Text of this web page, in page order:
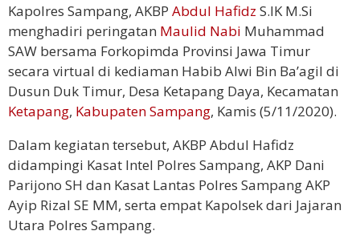
Kapolres Sampang, AKBP Abdul Hafidz S.IK M.Si
menghadiri peringatan Maulid Nabi Muhammad
SAW bersama Forkopimda Provinsi Jawa Timur
secara virtual di kediaman Habib Alwi Bin Ba’agil di
Dusun Duk Timur, Desa Ketapang Daya, Kecamatan
Ketapang, Kabupaten Sampang, Kamis (5/11/2020).
Dalam kegiatan tersebut, AKBP Abdul Hafidz
didampingi Kasat Intel Polres Sampang, AKP Dani
Parijono SH dan Kasat Lantas Polres Sampang AKP
Ayip Rizal SE MM, serta empat Kapolsek dari Jajaran
Utara Polres Sampang.